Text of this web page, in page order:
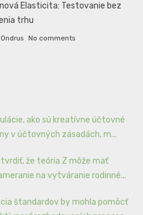
Elasticita: Testovanie bez
trhu
No comments
ako sú kreatívne účtovné
v účtovných zásadách, m...
že teória Z môže mať
na vytváranie rodinné...
štandardov by mohla pomôcť